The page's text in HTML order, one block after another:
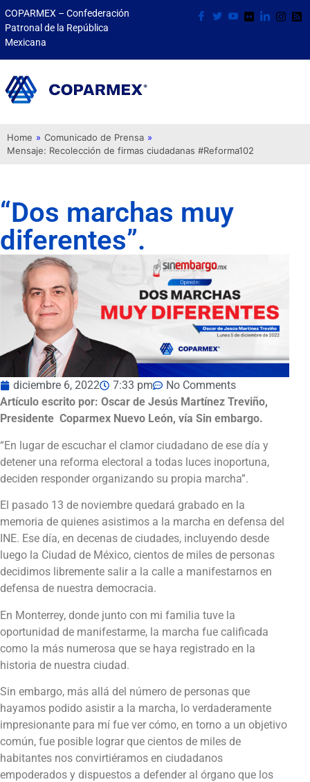
COPARMEX – Confederación
Patronal de la República
Mexicana
Home » Comunicado de Prensa »
Mensaje: Recolección de firmas ciudadanas #Reforma102
“Dos marchas muy
diferentes”.
diciembre 6, 2022 7:33 pm
No Comments
Artículo escrito por: Oscar de Jesús Martínez Treviño,
Presidente Coparmex Nuevo León, vía Sin embargo.
“En lugar de escuchar el clamor ciudadano de ese día y
detener una reforma electoral a todas luces inoportuna,
deciden responder organizando su propia marcha”.
El pasado 13 de noviembre quedará grabado en la
memoria de quienes asistimos a la marcha en defensa del
INE. Ese día, en decenas de ciudades, incluyendo desde
luego la Ciudad de México, cientos de miles de personas
decidimos libremente salir a la calle a manifestarnos en
defensa de nuestra democracia.
En Monterrey, donde junto con mi familia tuve la
oportunidad de manifestarme, la marcha fue calificada
como la más numerosa que se haya registrado en la
historia de nuestra ciudad.
Sin embargo, más allá del número de personas que
hayamos podido asistir a la marcha, lo verdaderamente
impresionante para mí fue ver cómo, en torno a un objetivo
común, fue posible lograr que cientos de miles de
habitantes nos convirtiéramos en ciudadanos
empoderados y dispuestos a defender al órgano que los